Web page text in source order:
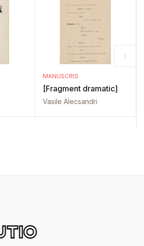
MANUSCRIS
[Fragment dramatic]
Vasile Alecsandri